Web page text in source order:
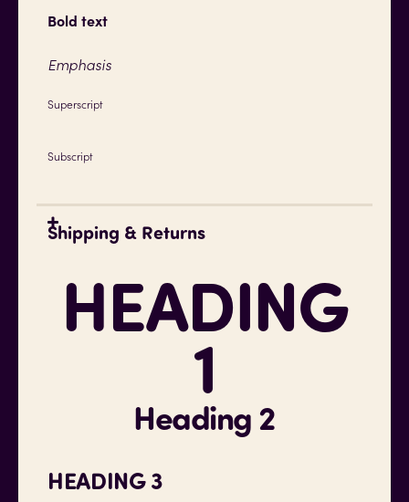
Bold text
Emphasis
Superscript
Subscript
Shipping & Returns
HEADING
1
Heading 2
HEADING 3